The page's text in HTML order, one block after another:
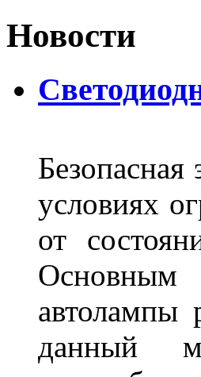
Новости
Безопасная
условиях
от
Основным
автолампы
данный